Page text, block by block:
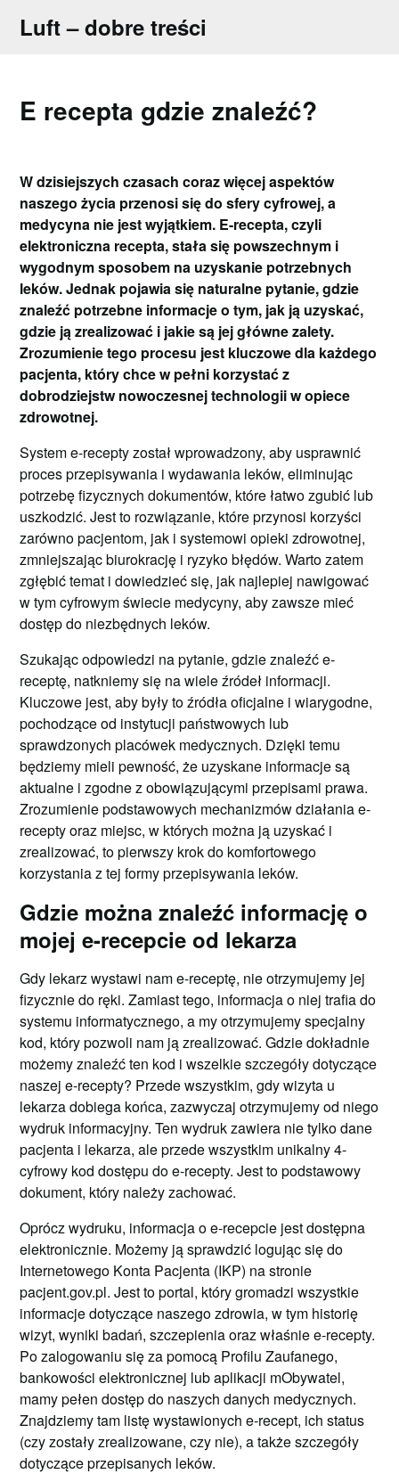
Luft – dobre treści
E recepta gdzie znaleźć?
W dzisiejszych czasach coraz więcej aspektów
naszego życia przenosi się do sfery cyfrowej, a
medycyna nie jest wyjątkiem. E-recepta, czyli
elektroniczna recepta, stała się powszechnym i
wygodnym sposobem na uzyskanie potrzebnych
leków. Jednak pojawia się naturalne pytanie, gdzie
znaleźć potrzebne informacje o tym, jak ją uzyskać,
gdzie ją zrealizować i jakie są jej główne zalety.
Zrozumienie tego procesu jest kluczowe dla każdego
pacjenta, który chce w pełni korzystać z
dobrodziejstw nowoczesnej technologii w opiece
zdrowotnej.
System e-recepty został wprowadzony, aby usprawnić
proces przepisywania i wydawania leków, eliminując
potrzebę fizycznych dokumentów, które łatwo zgubić lub
uszkodzić. Jest to rozwiązanie, które przynosi korzyści
zarówno pacjentom, jak i systemowi opieki zdrowotnej,
zmniejszając biurokrację i ryzyko błędów. Warto zatem
zgłębić temat i dowiedzieć się, jak najlepiej nawigować
w tym cyfrowym świecie medycyny, aby zawsze mieć
dostęp do niezbędnych leków.
Szukając odpowiedzi na pytanie, gdzie znaleźć e-
receptę, natkniemy się na wiele źródeł informacji.
Kluczowe jest, aby były to źródła oficjalne i wiarygodne,
pochodzące od instytucji państwowych lub
sprawdzonych placówek medycznych. Dzięki temu
będziemy mieli pewność, że uzyskane informacje są
aktualne i zgodne z obowiązującymi przepisami prawa.
Zrozumienie podstawowych mechanizmów działania e-
recepty oraz miejsc, w których można ją uzyskać i
zrealizować, to pierwszy krok do komfortowego
korzystania z tej formy przepisywania leków.
Gdzie można znaleźć informację o
mojej e-recepcie od lekarza
Gdy lekarz wystawi nam e-receptę, nie otrzymujemy jej
fizycznie do ręki. Zamiast tego, informacja o niej trafia do
systemu informatycznego, a my otrzymujemy specjalny
kod, który pozwoli nam ją zrealizować. Gdzie dokładnie
możemy znaleźć ten kod i wszelkie szczegóły dotyczące
naszej e-recepty? Przede wszystkim, gdy wizyta u
lekarza dobiega końca, zazwyczaj otrzymujemy od niego
wydruk informacyjny. Ten wydruk zawiera nie tylko dane
pacjenta i lekarza, ale przede wszystkim unikalny 4-
cyfrowy kod dostępu do e-recepty. Jest to podstawowy
dokument, który należy zachować.
Oprócz wydruku, informacja o e-recepcie jest dostępna
elektronicznie. Możemy ją sprawdzić logując się do
Internetowego Konta Pacjenta (IKP) na stronie
pacjent.gov.pl. Jest to portal, który gromadzi wszystkie
informacje dotyczące naszego zdrowia, w tym historię
wizyt, wyniki badań, szczepienia oraz właśnie e-recepty.
Po zalogowaniu się za pomocą Profilu Zaufanego,
bankowości elektronicznej lub aplikacji mObywatel,
mamy pełen dostęp do naszych danych medycznych.
Znajdziemy tam listę wystawionych e-recept, ich status
(czy zostały zrealizowane, czy nie), a także szczegóły
dotyczące przepisanych leków.